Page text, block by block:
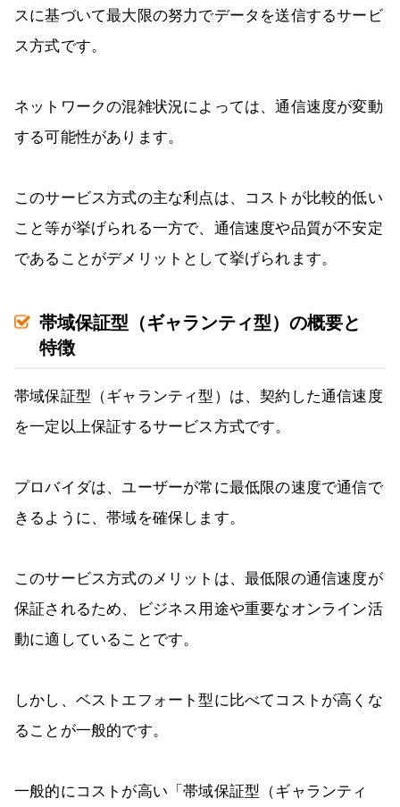
スに基づいて最大限の努力でデータを送信するサービ
ス方式です。
ネットワークの混雑状況によっては、通信速度が変動
する可能性があります。
このサービス方式の主な利点は、コストが比較的低い
こと等が挙げられる一方で、通信速度や品質が不安定
であることがデメリットとして挙げられます。
帯域保証型（ギャランティ型）の概要と
特徴
帯域保証型（ギャランティ型）は、契約した通信速度
を一定以上保証するサービス方式です。
プロバイダは、ユーザーが常に最低限の速度で通信で
きるように、帯域を確保します。
このサービス方式のメリットは、最低限の通信速度が
保証されるため、ビジネス用途や重要なオンライン活
動に適していることです。
しかし、ベストエフォート型に比べてコストが高くな
ることが一般的です。
一般的にコストが高い「帯域保証型（ギャランティ